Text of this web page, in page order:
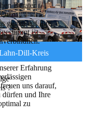
Dill-Kreis
?
Berater
genau auf Ihre
ist –
Erfahrung
uns darauf,
dürfen und Ihre
zu